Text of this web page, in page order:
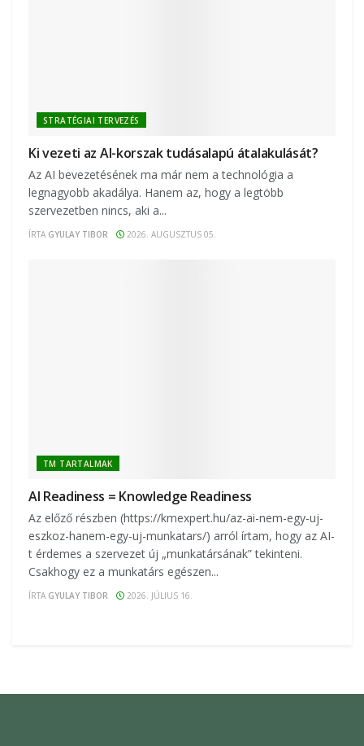
STRATÉGIAI TERVEZÉS
Ki vezeti az AI-korszak tudásalapú átalakulását?
Az AI bevezetésének ma már nem a technológia a
legnagyobb akadálya. Hanem az, hogy a legtöbb
szervezetben nincs, aki a...
ÍRTA GYULAY TIBOR 2026. AUGUSZTUS 05.
TM TARTALMAK
AI Readiness = Knowledge Readiness
Az előző részben (https://kmexpert.hu/az-ai-nem-egy-uj-
eszkoz-hanem-egy-uj-munkatars/) arról írtam, hogy az AI-
t érdemes a szervezet új „munkatársának” tekinteni.
Csakhogy ez a munkatárs egészen...
ÍRTA GYULAY TIBOR 2026. JÚLIUS 16.